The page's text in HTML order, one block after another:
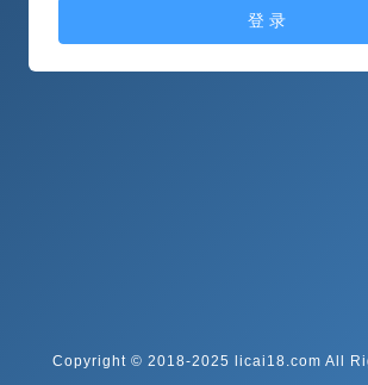
登 录
Copyright © 2018-2025 licai18.com All